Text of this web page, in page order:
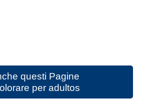
questi Pagine
per adultos